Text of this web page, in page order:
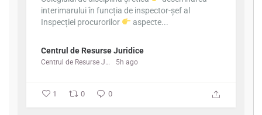
interimarului în funcția de inspector-șef al
Inspecției procurorilor
aspecte...
Centrul de Resurse Juridice
Centrul de Resurse Juridice 5h ago
1 0 0